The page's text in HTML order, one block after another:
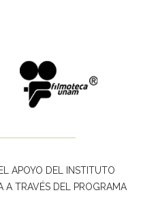
APOYO DEL INSTITUTO
A TRAVÉS DEL PROGRAMA